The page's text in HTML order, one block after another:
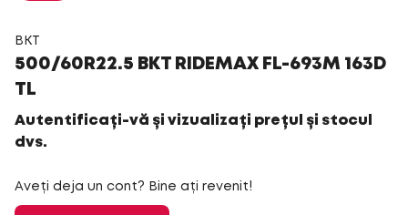
BKT
500/60R22.5 BKT RIDEMAX FL-693M 163D
TL
Autentificați-vă și vizualizați prețul și stocul
dvs.
Aveți deja un cont? Bine ați revenit!